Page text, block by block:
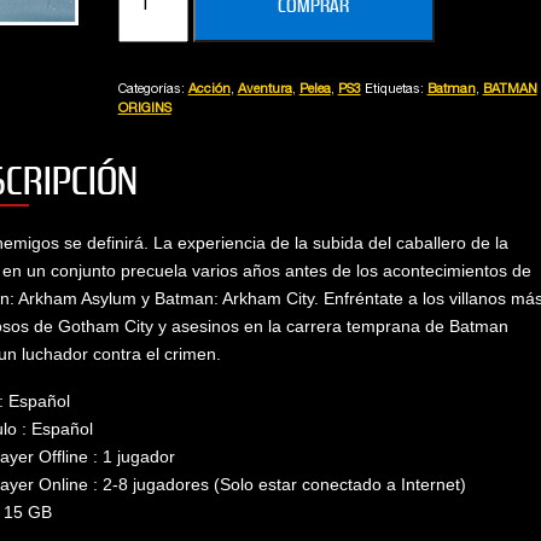
ORIGINS
cantidad
COMPRAR
Categorías: Acción, Aventura, Pelea, PS3 Etiquetas: Batman, BATMAN
ORIGINS
se definirá. La experiencia de la subida del caballero de la
un conjunto precuela varios años antes de los acontecimientos de
Arkham Asylum y Batman: Arkham City. Enfréntate a los villanos
de Gotham City y asesinos en la carrera temprana de Batman
luchador contra el crimen.
Español
: Español
Offline : 1 jugador
Online : 2-8 jugadores (Solo estar conectado a Internet)
15 GB
Alberto